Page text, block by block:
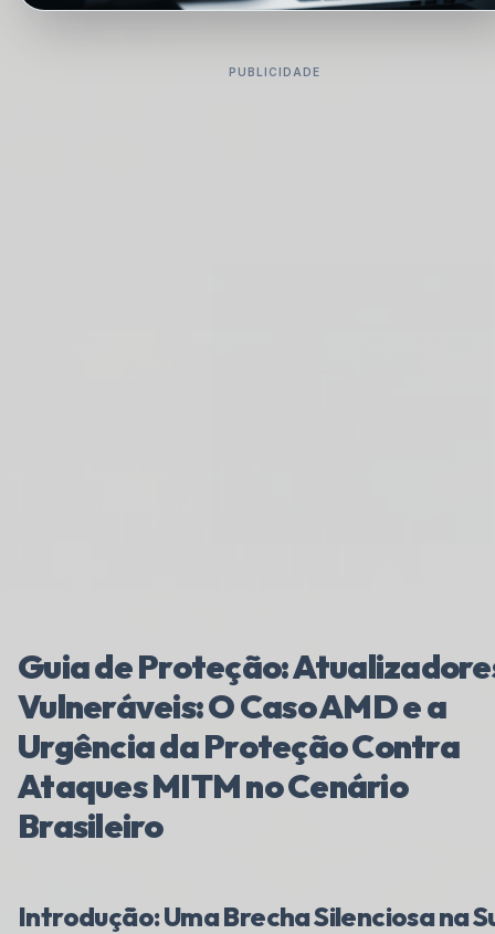
PUBLICIDADE
Guia de Proteção:
Vulneráveis: O Caso AMD e a
Urgência da Proteção Contra
Ataques MITM no Cenário
Brasileiro
Introdução: Uma Brecha Silenciosa na